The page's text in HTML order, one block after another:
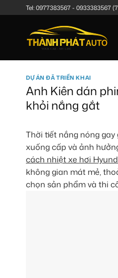
qua
Tel:0977383567- 0933383567
DỰ ÁN ĐÃ TRIỂN KHAI
Anh Kiên dán
khỏi nắng gắt
Thời tiết nắng nóng
xuống cấp và ảnh
cách nhiệt xe hơi
không gian mát mẻ,
chọn sản phẩm và thi